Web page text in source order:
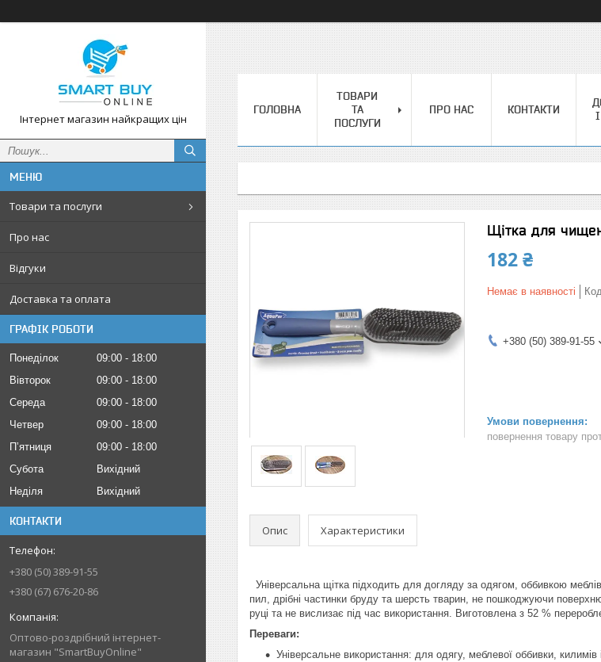
Інтернет магазин найкращих цін
Товари та послуги
Про нас
Відгуки
Доставка та оплата
ГРАФІК РОБОТИ
Понеділок 09:00
18:00
Вівторок
09:00
18:00
Середа
09:00
18:00
Четвер
09:00
18:00
Пʼятниця
09:00
18:00
Субота
Вихідний
Неділя
Вихідний
КОНТАКТИ
+380 (50) 389-91-55
+380 (67) 676-20-86
Оптово-роздрібний інтернет-
магазин "SmartBuyOnline"
ГОЛОВНА
ТОВАРИ
ТА
ПОСЛУГИ
ПРО НАС КОНТАКТИ
Щітка для
182 ₴
Немає в наявності
+380 (50) 389-91-55
повернення товару
Опис Характеристики
Універсальна щітка підходить для догляду за одягом, оббивкою
пил, дрібні частинки бруду та шерсть тварин, не пошкоджуючи
руці та не вислизає під час використання. Виготовлена з 52 %
Переваги:
Універсальне використання: для одягу, меблевої оббивки, килимів